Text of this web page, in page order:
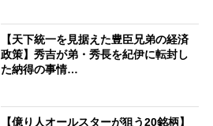
【天下統一を見据えた豊臣兄弟の経済
政策】秀吉が弟・秀長を紀伊に転封し
た納得の事情…
【億り人オールスターが狙う20銘柄】